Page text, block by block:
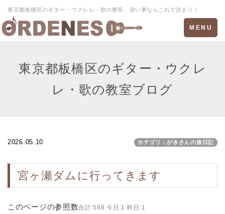
東京都板橋区のギター・ウクレレ・歌の教室、習い事ならこれで決まり！
Toggle
navigation
MENU
東京都板橋区のギター・ウクレ
レ・歌の教室ブログ
2026.05.10 カテゴリ：がきさんの旅日記
宮ヶ瀬ダムに行ってきます
このページの参照数合計:588 今日:1 昨日:1